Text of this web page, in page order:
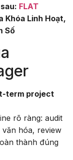
FLAT
Khóa Linh Hoạt,
Số
term project
rõ ràng: audit
văn hóa, review
thành đúng